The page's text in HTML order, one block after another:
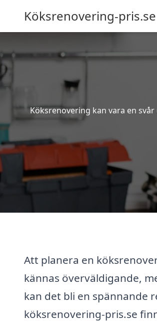
Köksrenovering-pris.se
Köksrenovering kan vara en
Att planera en
kännas överväldigande,
kan det bli en spännande
köksrenovering-pris.se